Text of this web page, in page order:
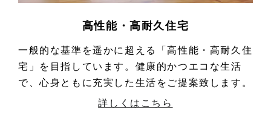
高性能・高耐久住宅
一般的な基準を遥かに超える「高性能・高耐久住
宅」を目指しています。健康的かつエコな生活
で、心身ともに充実した生活をご提案致します。
詳しくはこちら